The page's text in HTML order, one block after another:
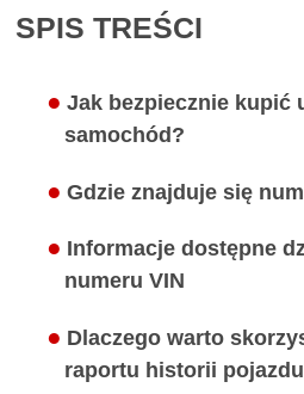
SPIS TREŚCI
Jak bezpiecznie kupić
samochód?
Gdzie znajduje się
Informacje dostępne
numeru VIN
Dlaczego warto
raportu historii